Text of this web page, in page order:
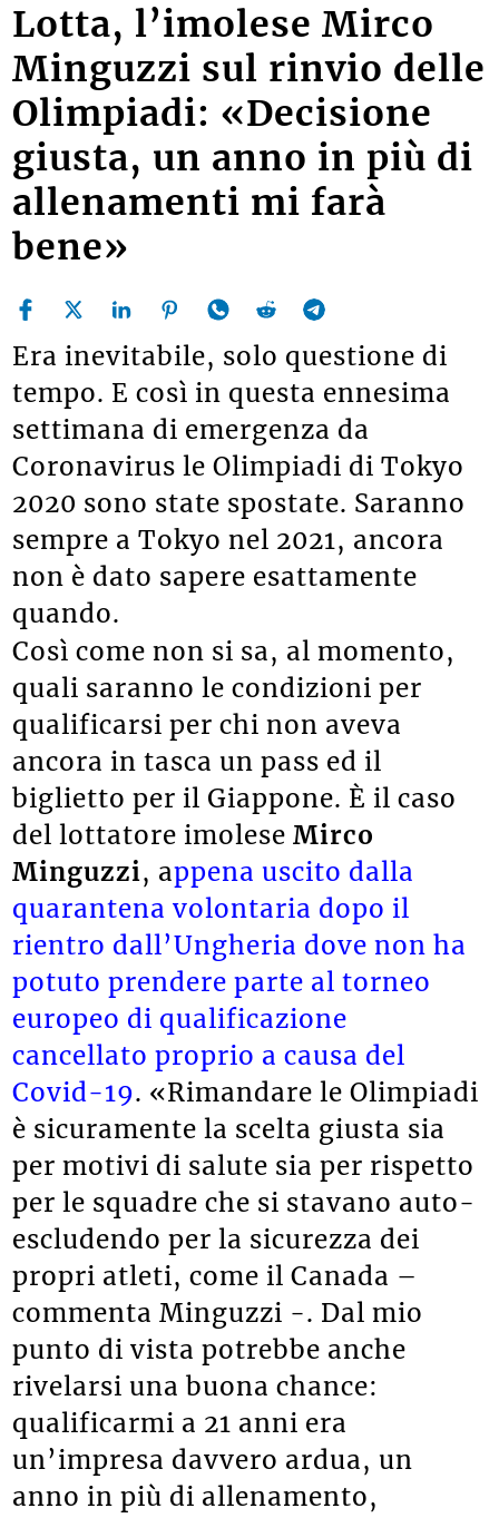
Lotta, l’imolese Mirco
Minguzzi sul rinvio delle
Olimpiadi: «Decisione
giusta, un anno in più di
allenamenti mi farà
bene»
Era inevitabile, solo questione di
tempo. E così in questa ennesima
settimana di emergenza da
Coronavirus le Olimpiadi di Tokyo
2020 sono state spostate. Saranno
sempre a Tokyo nel 2021, ancora
non è dato sapere esattamente
quando.
Così come non si sa, al momento,
quali saranno le condizioni per
qualificarsi per chi non aveva
ancora in tasca un pass ed il
biglietto per il Giappone. È il caso
del lottatore imoleseMirco
Minguzzi, appena uscito dalla
quarantena volontaria dopo il
rientro dall’Ungheria dove non ha
potuto prendere parte al torneo
europeo di qualificazione
cancellato proprio a causa del
Covid-19. «Rimandare le Olimpiadi
è sicuramente la scelta giusta sia
per motivi di salute sia per rispetto
per le squadre che si stavano auto-
escludendo per la sicurezza dei
propri atleti, come il Canada –
commenta Minguzzi -. Dal mio
punto di vista potrebbe anche
rivelarsi una buona chance:
qualificarmi a 21 anni era
un’impresa davvero ardua, un
anno in più di allenamento,